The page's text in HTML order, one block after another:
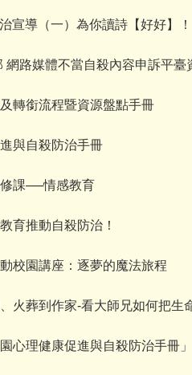
宣導（一）為你讀詩【好好】！
網路媒體不當自殺內容申訴平臺
轉銜流程暨資源盤點手冊
與自殺防治手冊
修課──情感教育
育推動自殺防治！
校園講座：逐夢的魔法旅程
火葬到作家-看大師兄如何把生
心理健康促進與自殺防治手冊